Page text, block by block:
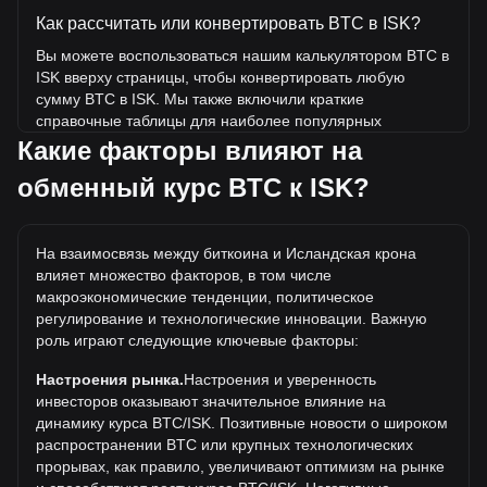
Как рассчитать или конвертировать BTC в ISK?
Вы можете воспользоваться нашим калькулятором BTC в
ISK вверху страницы, чтобы конвертировать любую
сумму BTC в ISK. Мы также включили краткие
справочные таблицы для наиболее популярных
конвертаций. Например, 5 ISK эквивалентны 0.{6}6218
BTC, а 5 BTC будут стоить около 40,204,547.23ISK.
Какова самая высокая цена BTC/ISK в истории?
составляет kr15,610,701.26. Еще неизвестно, превысит
ли стоимость 1 BTC в ISK текущий исторический
максимум.
Какова динамика цен биткоина в ISK?
За последние 7 дней обменный курс биткоина (BTC)
биткоина (BTC) вырос на 4.63% по отношению к
следующей валюте: Исландская крона (ISK).
Какие факторы влияют на
обменный курс BTC к ISK?
На взаимосвязь между биткоина и Исландская крона
влияет множество факторов, в том числе
макроэкономические тенденции, политическое
регулирование и технологические инновации. Важную
роль играют следующие ключевые факторы:
Настроения рынка.Настроения и уверенность
инвесторов оказывают значительное влияние на
динамику курса BTC/ISK. Позитивные новости о широком
распространении BTC или крупных технологических
прорывах, как правило, увеличивают оптимизм на рынке